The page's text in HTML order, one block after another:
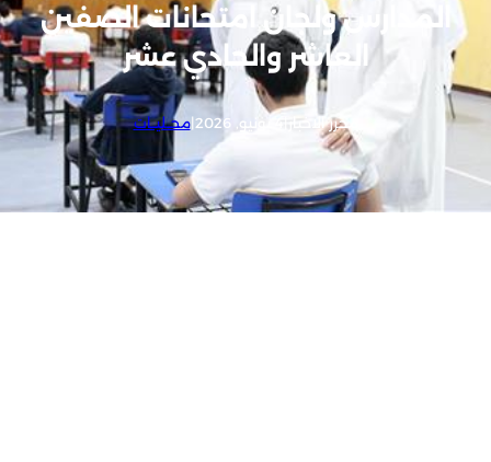
المدارس ولجان امتحانات الصفين
العاشر والحادي عشر
محرر الاخبار |محــليــات